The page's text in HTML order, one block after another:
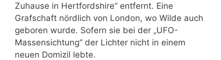
Zuhause in Hertfordshire“ entfernt. Eine
Grafschaft nördlich von London, wo Wilde auch
geboren wurde. Sofern sie bei der „UFO-
Massensichtung“ der Lichter nicht in einem
neuen Domizil lebte.